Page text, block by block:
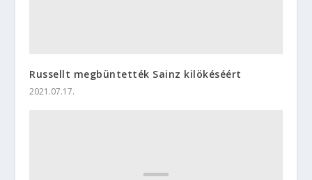
Russellt megbüntették Sainz kilökéséért
2021.07.17.